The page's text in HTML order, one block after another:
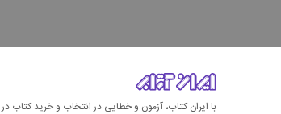
با ایران کتاب، آزمون و خطایی در انتخاب و خرید کتاب در